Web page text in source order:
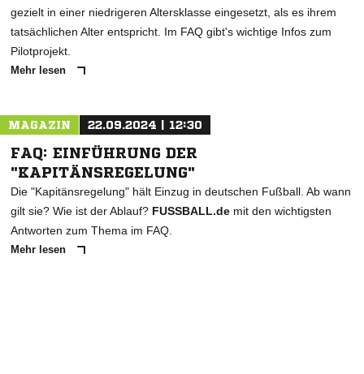
gezielt in einer niedrigeren Altersklasse eingesetzt, als es ihrem
tatsächlichen Alter entspricht. Im FAQ gibt's wichtige Infos zum
Pilotprojekt.
Mehr lesen
MAGAZIN 22.09.2024 | 12:30
FAQ: EINFÜHRUNG DER
"KAPITÄNSREGELUNG"
Die "Kapitänsregelung" hält Einzug in deutschen Fußball. Ab wann
gilt sie? Wie ist der Ablauf? FUSSBALL.de mit den wichtigsten
Antworten zum Thema im FAQ.
Mehr lesen